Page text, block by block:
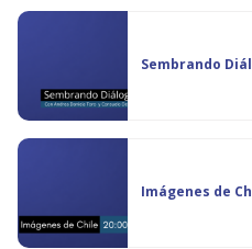
Sembrando
Imágenes de